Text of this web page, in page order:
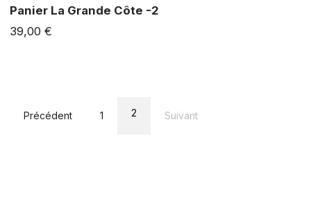
Panier La Grande Côte -2
39,00 €
Précédent 1 2 Suivant